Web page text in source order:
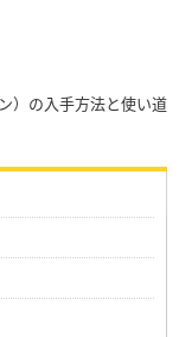
）の入手方法と使い道